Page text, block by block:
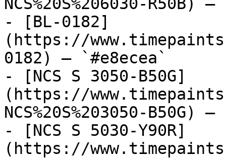
- [BL-0182]
(https://
0182) — `#e8ecea`
- [NCS S 3050-B50G]
(https://
NCS%20S%203050-B50G)
- [NCS S 5030-Y90R]
(https://